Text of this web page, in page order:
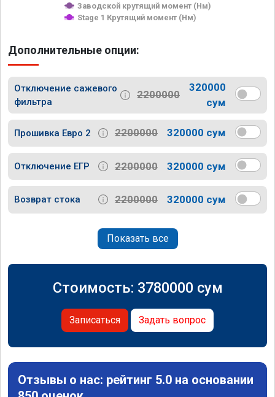
Заводской крутящий момент (Нм)
Stage 1 Крутящий момент (Нм)
Дополнительные опции:
Отключение сажевого
фильтра
2200000
320000
сум
Прошивка Евро 2 2200000 320000 сум
Отключение ЕГР 2200000 320000 сум
Возврат стока 2200000 320000 сум
Показать все
Стоимость: 3780000 сум
Записаться Задать вопрос
Отзывы о нас: рейтинг 5.0 на основании